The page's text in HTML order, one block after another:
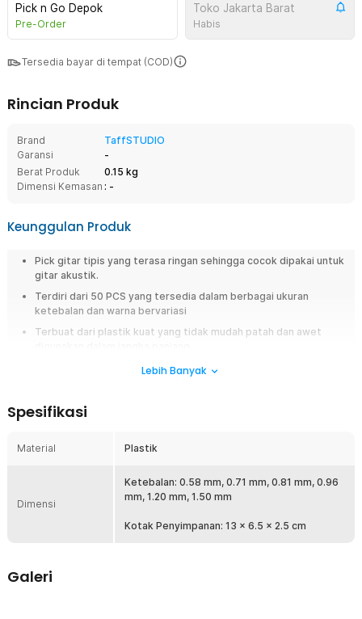
Pick n Go Depok
Pre-Order
Toko Jakarta Barat
Habis
Tersedia bayar di tempat (COD)
Rincian Produk
Brand
TaffSTUDIO
Garansi
-
Berat Produk
0.15 kg
Dimensi Kemasan : -
Keunggulan Produk
Pick gitar tipis yang terasa ringan sehingga cocok dipakai untuk
gitar akustik.
Terdiri dari 50 PCS yang tersedia dalam berbagai ukuran
ketebalan dan warna bervariasi
Terbuat dari plastik kuat yang tidak mudah patah dan awet
Lebih Banyak
Spesifikasi
Material Plastik
Dimensi
Ketebalan: 0.58 mm, 0.71 mm, 0.81 mm, 0.96
mm, 1.20 mm, 1.50 mm
Kotak Penyimpanan: 13 x 6.5 x 2.5 cm
Galeri